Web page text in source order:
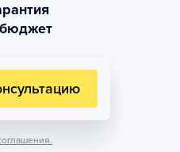
бюджет